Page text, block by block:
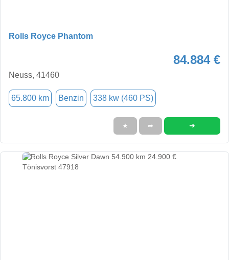
Rolls Royce Phantom
84.884 €
Neuss, 41460
65.800 km Benzin 338 kw (460 PS)
★ ➦ ➜